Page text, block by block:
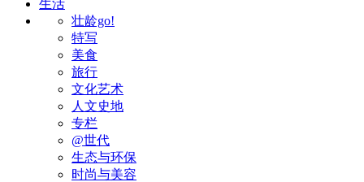
生活
壮龄go!
特写
美食
旅行
文化艺术
人文史地
专栏
@世代
生态与环保
时尚与美容